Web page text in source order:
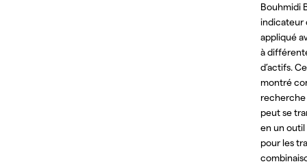
Bouhmidi
indicateur
appliqué
à
d’actifs.
montré
peut se
en un
pour les